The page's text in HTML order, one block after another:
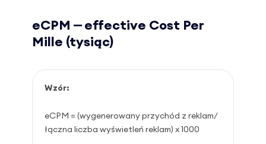
eCPM ⎼ effective Cost Per
Mille (tysiąc)
Wzór:
eCPM = (wygenerowany przychód z reklam/
łączna liczba wyświetleń reklam) x 1000